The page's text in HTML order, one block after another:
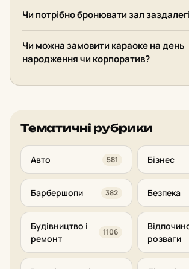
Чи потрібно бронювати зал
Чи можна замовити караоке на день
народження чи корпоратив?
Тематичні рубрики
Авто 581 Бізнес
Барбершопи 382 Безпека
Будівництво і
ремонт
1106
розваги